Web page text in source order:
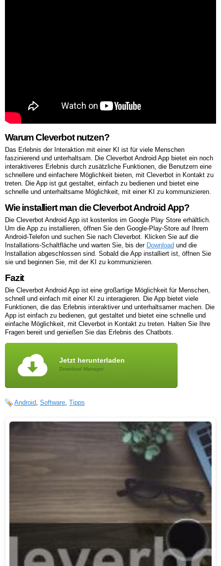
Warum Cleverbot nutzen?
Das Erlebnis der Interaktion mit einer KI ist für viele Menschen
faszinierend und unterhaltsam. Die Cleverbot Android App bietet ein noch
interaktiveres Erlebnis durch zusätzliche Funktionen, die Benutzern eine
schnellere und einfachere Möglichkeit bieten, mit Cleverbot in Kontakt zu
treten. Die App ist gut gestaltet, einfach zu bedienen und bietet eine
schnelle und unterhaltsame Möglichkeit, mit einer KI zu kommunizieren.
Wie installiert man die Cleverbot Android App?
Die Cleverbot Android App ist kostenlos im Google Play Store erhältlich.
Um die App zu installieren, öffnen Sie den Google-Play-Store auf Ihrem
Android-Telefon und suchen Sie nach Cleverbot. Klicken Sie auf die
Installations-Schaltfläche und warten Sie, bis der Download und die
Installation abgeschlossen sind. Sobald die App installiert ist, öffnen Sie
sie und beginnen Sie, mit der KI zu kommunizieren.
Fazit
Die Cleverbot Android App ist eine großartige Möglichkeit für Menschen,
schnell und einfach mit einer KI zu interagieren. Die App bietet viele
Funktionen, die das Erlebnis interaktiver und unterhaltsamer machen. Die
App ist einfach zu bedienen, gut gestaltet und bietet eine schnelle und
einfache Möglichkeit, mit Cleverbot in Kontakt zu treten. Halten Sie Ihre
Fragen bereit und genießen Sie das Erlebnis des Chatbots.
Jetzt herunterladen
Download Manager
Android Software Tipps